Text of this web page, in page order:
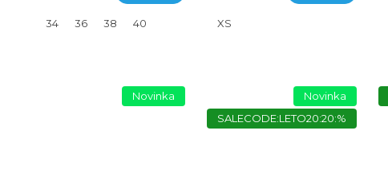
34 36 38 40 XS
Novinka
Novinka
SALECODE:LETO20:20:%